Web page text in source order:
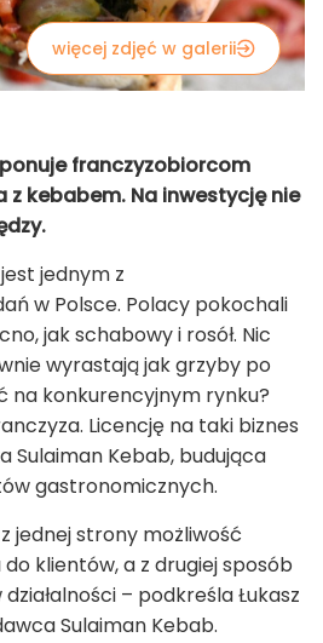
więcej zdjęć w galerii
franczyzobiorcom
kebabem. Na inwestycję nie
jednym z
w Polsce. Polacy pokochali
jak schabowy i rosół. Nic
wyrastają jak grzyby po
na konkurencyjnym rynku?
Licencję na taki biznes
Sulaiman Kebab, budująca
gastronomicznych.
jednej strony możliwość
klientów, a z drugiej sposób
– podkreśla Łukasz
Sulaiman Kebab.